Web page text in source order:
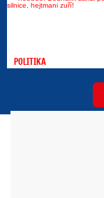
POLITIKA